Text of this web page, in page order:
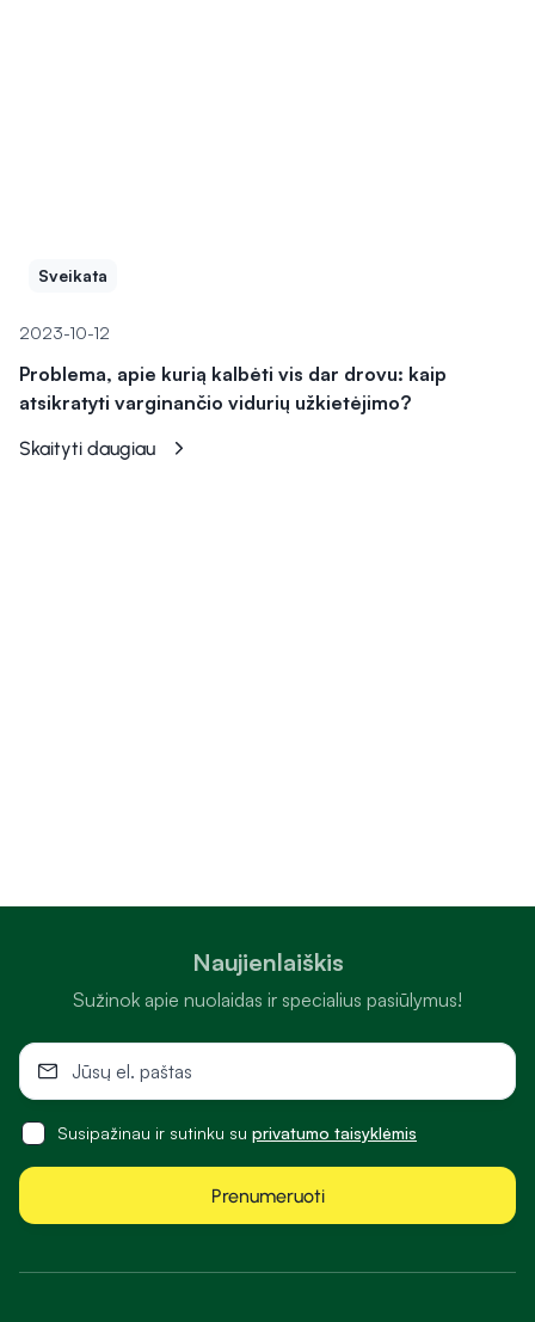
Sveikata
2023-10-12
Problema, apie kurią kalbėti vis dar drovu: kaip
atsikratyti varginančio vidurių užkietėjimo?
Skaityti daugiau
Naujienlaiškis
Sužinok apie nuolaidas ir specialius pasiūlymus!
Susipažinau ir sutinku su privatumo taisyklėmis
Prenumeruoti